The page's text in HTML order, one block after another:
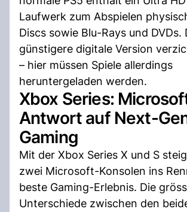
Laufwerk zum Abspielen
Discs sowie Blu-Rays und DVDs.
günstigere digitale Version
– hier müssen Spiele allerdings
heruntergeladen werden.
Xbox Series:
Antwort auf Next-
Gaming
Mit der Xbox Series X und S
zwei Microsoft-Konsolen ins
beste Gaming-Erlebnis. Die
Unterschiede zwischen den